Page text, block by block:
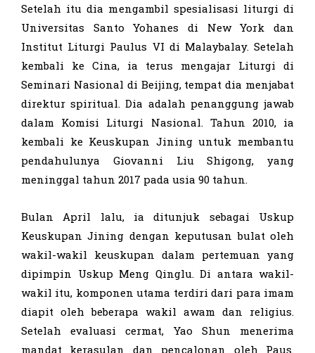
Setelah itu dia mengambil spesialisasi liturgi di
Universitas Santo Yohanes di New York dan
Institut Liturgi Paulus VI di Malaybalay. Setelah
kembali ke Cina, ia terus mengajar Liturgi di
Seminari Nasional di Beijing, tempat dia menjabat
direktur spiritual. Dia adalah penanggung jawab
dalam Komisi Liturgi Nasional. Tahun 2010, ia
kembali ke Keuskupan Jining untuk membantu
pendahulunya Giovanni Liu Shigong, yang
meninggal tahun 2017 pada usia 90 tahun.
Bulan April lalu, ia ditunjuk sebagai Uskup
Keuskupan Jining dengan keputusan bulat oleh
wakil-wakil keuskupan dalam pertemuan yang
dipimpin Uskup Meng Qinglu. Di antara wakil-
wakil itu, komponen utama terdiri dari para imam
diapit oleh beberapa wakil awam dan religius.
Setelah evaluasi cermat, Yao Shun menerima
mandat kerasulan dan pencalonan oleh Paus.